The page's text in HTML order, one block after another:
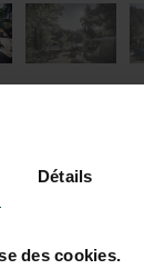
Détails
des cookies.